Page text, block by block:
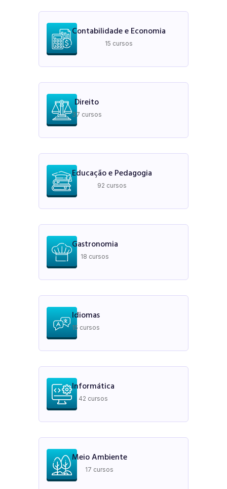
Contabilidade e Economia
15 cursos
Direito
37 cursos
Educação e Pedagogia
92 cursos
Gastronomia
18 cursos
Idiomas
15 cursos
Informática
42 cursos
Meio Ambiente
17 cursos